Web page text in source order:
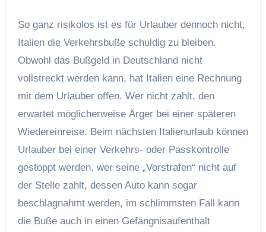
So ganz risikolos ist es für Urlauber dennoch nicht,
Italien die Verkehrsbuße schuldig zu bleiben.
Obwohl das Bußgeld in Deutschland nicht
vollstreckt werden kann, hat Italien eine Rechnung
mit dem Urlauber offen. Wer nicht zahlt, den
erwartet möglicherweise Ärger bei einer späteren
Wiedereinreise. Beim nächsten Italienurlaub können
Urlauber bei einer Verkehrs- oder Passkontrolle
gestoppt werden, wer seine „Vorstrafen“ nicht auf
der Stelle zahlt, dessen Auto kann sogar
beschlagnahmt werden, im schlimmsten Fall kann
die Buße auch in einen Gefängnisaufenthalt